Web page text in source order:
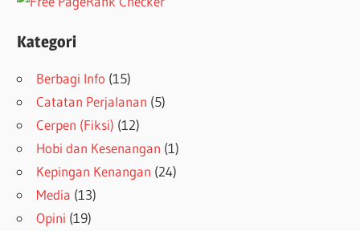
Kategori
Berbagi Info (15)
Catatan Perjalanan (5)
Cerpen (Fiksi) (12)
Hobi dan Kesenangan (1)
Kepingan Kenangan (24)
Media (13)
Opini (19)